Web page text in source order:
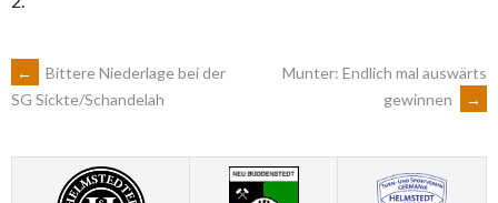
ARTIKEL-
NAVIGATION
←
Bittere Niederlage bei der
SG Sickte/Schandelah
Munter: Endlich mal auswärts
gewinnen
→